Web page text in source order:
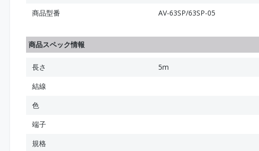
商品型番
AV-63SP/63SP-05
商品スペック情報
長さ
5m
結線
色
端子
規格